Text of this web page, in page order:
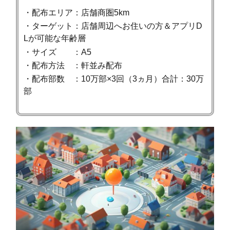
・配布エリア：店舗商圏5km
・ターゲット：店舗周辺へお住いの方＆アプリD
Lが可能な年齢層
・サイズ ：A5
・配布方法 ：軒並み配布
・配布部数 ：10万部×3回（3ヵ月）合計：30万
部